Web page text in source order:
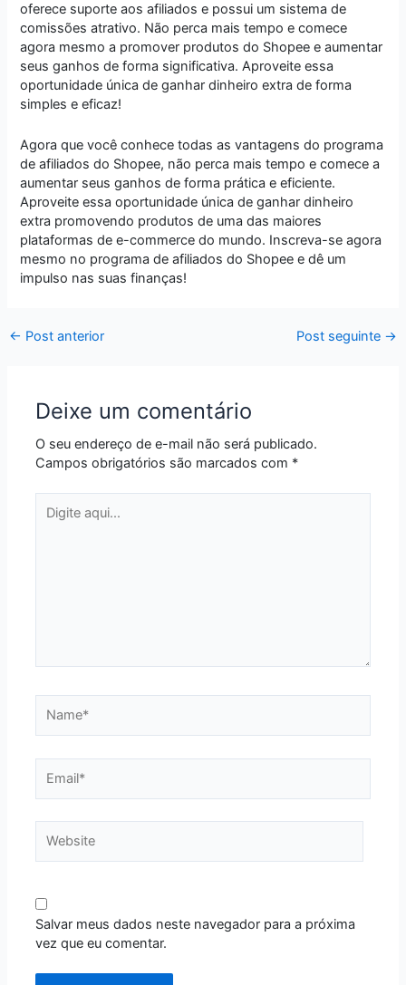
oferece suporte aos afiliados e possui um sistema de
comissões atrativo. Não perca mais tempo e comece
agora mesmo a promover produtos do Shopee e aumentar
seus ganhos de forma significativa. Aproveite essa
oportunidade única de ganhar dinheiro extra de forma
simples e eficaz!
Agora que você conhece todas as vantagens do programa
de afiliados do Shopee, não perca mais tempo e comece a
aumentar seus ganhos de forma prática e eficiente.
Aproveite essa oportunidade única de ganhar dinheiro
extra promovendo produtos de uma das maiores
plataformas de e-commerce do mundo. Inscreva-se agora
mesmo no programa de afiliados do Shopee e dê um
impulso nas suas finanças!
← Post anterior Post seguinte →
Deixe um comentário
O seu endereço de e-mail não será publicado.
Campos obrigatórios são marcados com *
aqui...
Salvar meus dados neste navegador para a próxima
vez que eu comentar.